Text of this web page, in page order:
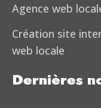
Agence web
Création site
web locale
Dernières